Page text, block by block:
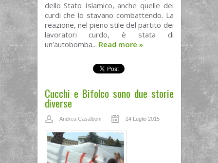
dello Stato Islamico, anche quelle dei
curdi che lo stavano combattendo. La
reazione, nel pieno stile del partito dei
lavoratori curdo, è stata di
un’autobomba... Read more »
Cucchi e Bifolco sono due storie
diverse
Andrea Casalboni 24 Luglio 2015